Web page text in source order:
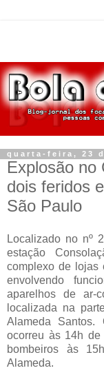
quarta-feira, 23
Explosão no
dois feridos
São Paulo
Localizado no nº
estação
complexo de lojas
envolvendo
aparelhos de ar-
localizada na
Alameda
ocorreu às 14h
bombeiros às
Alameda.